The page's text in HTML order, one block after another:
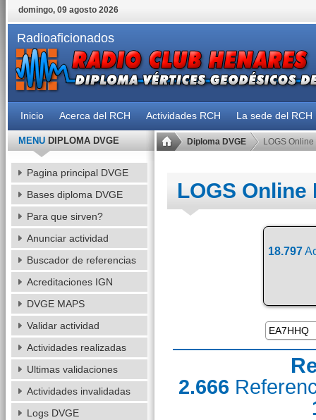
domingo, 09 agosto 2026
Radioaficionados
Inicio Acerca del RCH Actividades RCH La sede del RCH
Diploma DVGE LOGS Online
LOGS Online
18.797
2.666
MENUDIPLOMA DVGE
Pagina principal DVGE
Bases diploma DVGE
Para que sirven?
Anunciar actividad
Buscador de referencias
Acreditaciones IGN
DVGE MAPS
Validar actividad
Actividades realizadas
Ultimas validaciones
Actividades invalidadas
Logs DVGE